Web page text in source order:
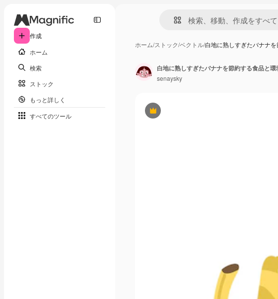
作成
ホーム
検索
ストック
もっと詳しく
すべてのツール
ホーム/ストック/ベクトル/白地に熟しすぎたバナナ
Premium
senaysky